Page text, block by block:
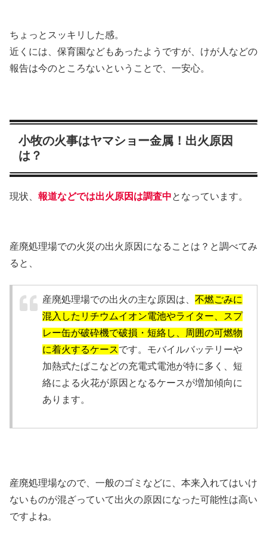
ちょっとスッキリした感。
近くには、保育園などもあったようですが、けが人などの
報告は今のところないということで、一安心。
小牧の火事はヤマショー金属！出火原因
は？
現状、 報道などでは出火原因は調査中となっています。
産廃処理場での火災の出火原因になることは？と調べてみ
ると、
産廃処理場での出火の主な原因は、 不燃ごみに
混入したリチウムイオン電池やライター、スプ
レー缶が破砕機で破損・短絡し、周囲の可燃物
に着火するケースです。モバイルバッテリーや
加熱式たばこなどの充電式電池が特に多く、短
絡による火花が原因となるケースが増加傾向に
あります。
産廃処理場なので、一般のゴミなどに、本来入れてはいけ
ないものが混ざっていて出火の原因になった可能性は高い
ですよね。